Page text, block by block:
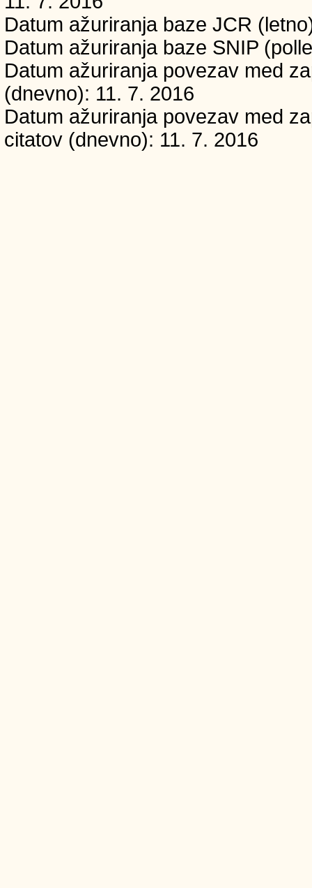
Datum ažuriranja baze JCR
Datum ažuriranja baze SNIP
Datum ažuriranja povezav med
(dnevno): 11. 7. 2016
Datum ažuriranja povezav med
citatov (dnevno): 11. 7. 2016